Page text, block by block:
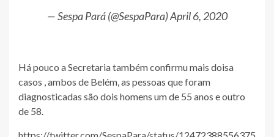
— Sespa Pará (@SespaPara)April 6, 2020
Há pouco a Secretaria também confirmu mais doisa
casos , ambos de Belém, as pessoas que foram
diagnosticadas são dois homens um de 55 anos e outro
de 58.